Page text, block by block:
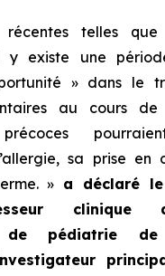
telles que
y existe une
» dans le
au cours
sa prise en
» a déclaré le
clinique
de pédiatrie de